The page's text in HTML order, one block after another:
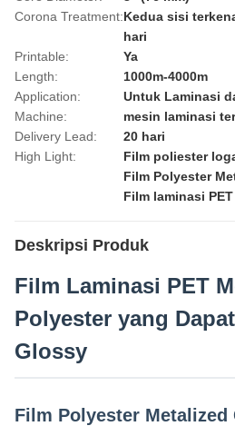
Corona Treatment:Kedua sisi
hari
Printable:
Ya
Length:
1000m-4000m
Application:
Untuk Laminasi
Machine:
mesin laminasi
Delivery Lead:
20 hari
High Light:
Film poliester
Film Polyester
Film laminasi
Deskripsi Produk
Film Laminasi PET
Polyester yang
Glossy
Film Polyester Metalized